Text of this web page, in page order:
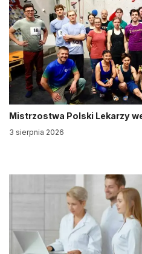
Mistrzostwa Polski Lekarzy
3 sierpnia 2026